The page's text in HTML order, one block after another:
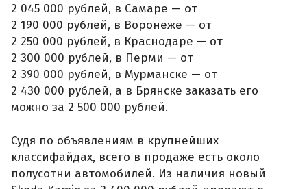
2 045 000 рублей, в Самаре — от
2 190 000 рублей, в Воронеже — от
2 250 000 рублей, в Краснодаре — от
2 300 000 рублей, в Перми — от
2 390 000 рублей, в Мурманске — от
2 430 000 рублей, а в Брянске заказать его
можно за 2 500 000 рублей.
Судя по объявлениям в крупнейших
классифайдах, всего в продаже есть около
полусотни автомобилей. Из наличия новый